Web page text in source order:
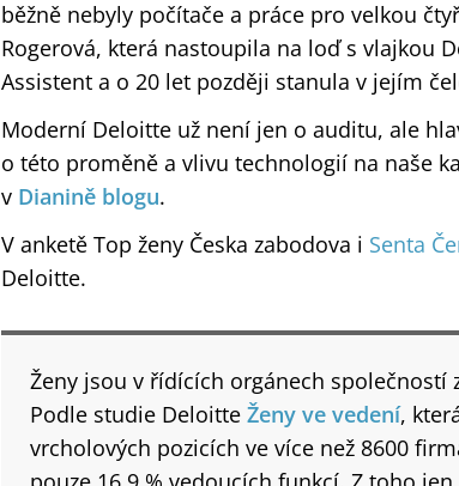
běžně nebyly počítače a práce pro velkou
Rogerová, která nastoupila na loď s vlajkou
Assistent a o 20 let později stanula v jejím
Moderní Deloitte už není jen o auditu, ale
o této proměně a vlivu technologií na naše
v Dianině blogu.
V anketě Top ženy Česka zabodova i Senta
Deloitte.
Ženy jsou v řídících orgánech společností
Podle studie Deloitte Ženy ve vedení,
vrcholových pozicích ve více než 8600